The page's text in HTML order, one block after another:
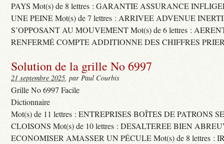
PAYS Mot(s) de 8 lettres : GARANTIE ASSURANCE
UNE PEINE Mot(s) de 7 lettres : ARRIVEE ADVENUE
S’OPPOSANT AU MOUVEMENT Mot(s) de 6 lettres :
RENFERMÉ COMPTE ADDITIONNE DES CHIFFRES
Solution de la grille No 6997
21 septembre 2025, par Paul Courbis
Grille No 6997 Facile
Dictionnaire
Mot(s) de 11 lettres : ENTREPRISES BOÎTES DE PATRONS
CLOISONS Mot(s) de 10 lettres : DESALTEREE BIEN
ECONOMISER AMASSER UN PÉCULE Mot(s) de 8 lettres :